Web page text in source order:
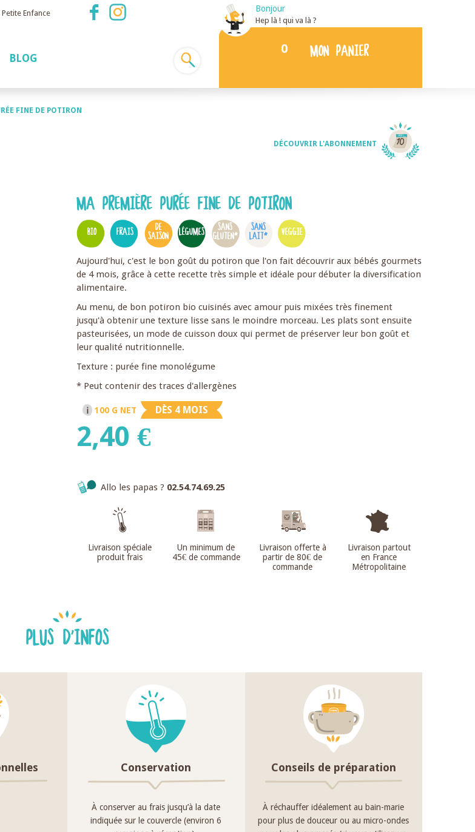
Enfance
BLOG
Bonjour
Hep là ! qui va là ?
0 MON PANIER
FINE DE POTIRON
DÉCOUVRIR L'ABONNEMENT
MA PREMIÈRE PURÉE FINE DE POTIRON
BIO FRAIS
DE
SAISON
LÉGUMES
SANS
GLUTEN*
SANS
LAIT*
VEGGIE
Aujourd'hui, c'est le bon goût du potiron que l'on fait découvrir aux bébés gourmets
de 4 mois, grâce à cette recette très simple et idéale pour débuter la diversification
alimentaire.
Au menu, de bon potiron bio cuisinés avec amour puis mixées très finement
jusqu'à obtenir une texture lisse sans le moindre morceau. Les plats sont ensuite
pasteurisées, un mode de cuisson doux qui permet de préserver leur bon goût et
leur qualité nutritionnelle.
Texture : purée fine monolégume
* Peut contenir des traces d'allergènes
100 G NET DÈS 4 MOIS
2,40 €
Allo les papas ? 02.54.74.69.25
Livraison spéciale
produit frais
Un minimum de
45€ de commande
Livraison offerte à
partir de 80€ de
commande
Livraison partout
en France
Métropolitaine
PLUS D'INFOS
Conservation
À conserver au frais jusqu’à la date
indiquée sur le couvercle (environ 6
Conseils de préparation
À réchauffer idéalement au bain-marie
pour plus de douceur ou au micro-ondes